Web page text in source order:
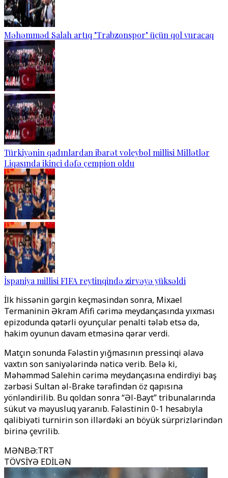
Məhəmməd Salah artıq "Trabzonspor" üçün qol vuracaq
Türkiyənin qadınlardan ibarət voleybol millisi Millətlər
Liqasında ikinci dəfə çempion oldu
İspaniya millisi FIFA reytinqində zirvəyə yüksəldi
İlk hissənin gərgin keçməsindən sonra, Mixael
Termaninin Əkram Afifi cərimə meydançasında yıxması
epizodunda qətərli oyunçular penalti tələb etsə də,
hakim oyunun davam etməsinə qərar verdi.
Matçın sonunda Fələstin yığmasının pressinqi əlavə
vaxtın son saniyələrində nəticə verib. Belə ki,
Məhəmməd Salehin cərimə meydançasına endirdiyi baş
zərbəsi Sultan əl-Brake tərəfindən öz qapısına
yönləndirilib. Bu qoldan sonra “Əl-Bayt” tribunalarında
sükut və məyusluq yaranıb. Fələstinin 0-1 hesabıyla
qalibiyəti turnirin son illərdəki ən böyük sürprizlərindən
birinə çevrilib.
MƏNBƏ:TRT
TÖVSİYƏ EDİLƏN